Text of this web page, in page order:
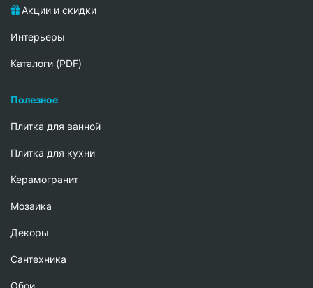
Акции и скидки
Интерьеры
Каталоги (PDF)
Полезное
Плитка для ванной
Плитка для кухни
Керамогранит
Мозаика
Декоры
Сантехника